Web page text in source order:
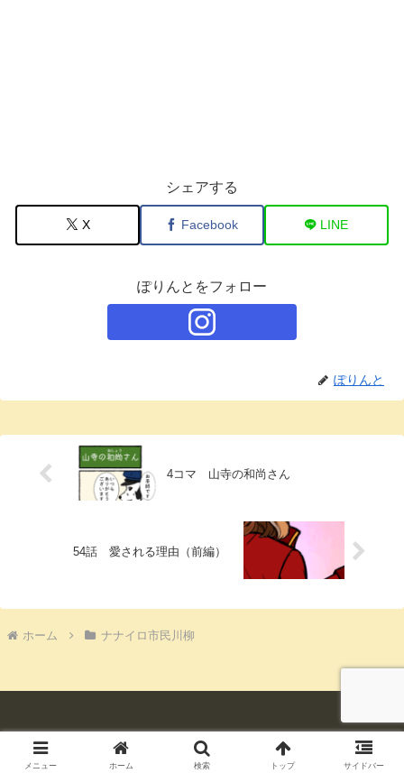
シェアする
X Facebook LINE
ぽりんとをフォロー
ぽりんと
4コマ 山寺の和尚さん
54話 愛される理由（前編）
ホーム ナナイロ市民川柳
© 2024 ナナイロ市民は今日もすこぶる元気です.
メニュー ホーム 検索 トップ サイドバー